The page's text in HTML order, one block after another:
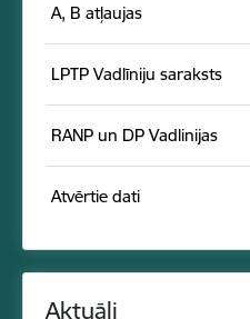
A, B atļaujas
LPTP Vadlīniju saraksts
RANP un DP Vadlinijas
Atvērtie dati
Aktuāli